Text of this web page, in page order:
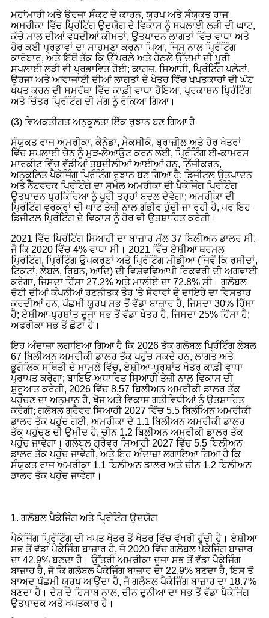
ਮਹਾਂਮਾਰੀ ਅਤੇ ਊਰਜਾ ਸੰਕਟ ਦੇ ਕਾਰਨ, ਯੂਰਪ ਅਤੇ ਸੰਯੁਕਤ ਰਾਜ
ਅਮਰੀਕਾ ਵਿੱਚ ਪ੍ਰਿੰਟਿੰਗ ਉਦਯੋਗ ਦੇ ਵਿਕਾਸ ਨੂੰ ਸਪਲਾਈ ਲੜੀ ਦੀ ਘਾਟ,
ਕੱਚੇ ਮਾਲ ਦੀਆਂ ਵਧਦੀਆਂ ਕੀਮਤਾਂ, ਉਤਪਾਦਨ ਲਾਗਤਾਂ ਵਿੱਚ ਵਾਧਾ ਅਤੇ
ਹੋਰ ਕਈ ਪ੍ਰਭਾਵਾਂ ਦਾ ਸਾਹਮਣਾ ਕਰਨਾ ਪਿਆ, ਜਿਸ ਨਾਲ ਪ੍ਰਿੰਟਿੰਗ
ਕਾਰੋਬਾਰ, ਅਤੇ ਇੱਥੋਂ ਤੱਕ ਕਿ ਉੱਪਰਲੇ ਅਤੇ ਹੇਠਲੇ ਉੱਦਮਾਂ ਦੀ ਪੂਰੀ
ਸਪਲਾਈ ਲੜੀ ਵੀ ਪ੍ਰਭਾਵਿਤ ਹੋਈ; ਕਾਗਜ਼, ਸਿਆਹੀ, ਪ੍ਰਿੰਟਿੰਗ ਪਲੇਟਾਂ,
ਊਰਜਾ ਅਤੇ ਆਵਾਜਾਈ ਦੀਆਂ ਲਾਗਤਾਂ ਦੇ ਖੇਤਰ ਵਿੱਚ ਖਪਤਕਾਰਾਂ ਦੀ ਘੱਟ
ਖਪਤ ਕਰਨ ਦੀ ਸਮਰੱਥਾ ਵਿੱਚ ਕਾਫ਼ੀ ਵਾਧਾ ਹੋਇਆ, ਪ੍ਰਕਾਸ਼ਨ ਪ੍ਰਿੰਟਿੰਗ
ਅਤੇ ਚਿੱਤਰ ਪ੍ਰਿੰਟਿੰਗ ਦੀ ਮੰਗ ਨੂੰ ਰੋਕਿਆ ਗਿਆ।
(3) ਵਿਅਕਤੀਗਤ ਅਨੁਕੂਲਤਾ ਇੱਕ ਰੁਝਾਨ ਬਣ ਗਿਆ ਹੈ
ਸੰਯੁਕਤ ਰਾਜ ਅਮਰੀਕਾ, ਕੈਨੇਡਾ, ਮੈਕਸੀਕੋ, ਬ੍ਰਾਜ਼ੀਲ ਅਤੇ ਹੋਰ ਖੇਤਰਾਂ
ਵਿੱਚ ਸਪਲਾਈ ਚੇਨ ਨੂੰ ਮੁੜ-ਲੇਆਉਟ ਕਰਨ ਲਈ, ਪ੍ਰਿੰਟਿੰਗ ਈ-ਕਾਮਰਸ
ਮਾਰਕੀਟ ਵਿੱਚ ਵੱਡੀਆਂ ਤਬਦੀਲੀਆਂ ਆਈਆਂ ਹਨ, ਨਿੱਜੀਕਰਨ,
ਅਨੁਕੂਲਿਤ ਪੈਕੇਜਿੰਗ ਪ੍ਰਿੰਟਿੰਗ ਰੁਝਾਨ ਬਣ ਗਿਆ ਹੈ; ਡਿਜੀਟਲ ਉਤਪਾਦਨ
ਅਤੇ ਨੈੱਟਵਰਕ ਪ੍ਰਿੰਟਿੰਗ ਦਾ ਸੁਮੇਲ ਅਮਰੀਕਾ ਦੀ ਪੈਕੇਜਿੰਗ ਪ੍ਰਿੰਟਿੰਗ
ਉਤਪਾਦਨ ਪ੍ਰਕਿਰਿਆ ਨੂੰ ਪੂਰੀ ਤਰ੍ਹਾਂ ਬਦਲ ਦੇਵੇਗਾ; ਅਮਰੀਕਾ ਦੀ
ਪ੍ਰਿੰਟਿੰਗ ਵਰਕਰਾਂ ਦੀ ਘਾਟ ਤੇਜ਼ੀ ਨਾਲ ਗੰਭੀਰ ਹੁੰਦੀ ਜਾ ਰਹੀ ਹੈ, ਪਰ ਇਹ
ਡਿਜੀਟਲ ਪ੍ਰਿੰਟਿੰਗ ਦੇ ਵਿਕਾਸ ਨੂੰ ਹੋਰ ਵੀ ਉਤਸ਼ਾਹਿਤ ਕਰੇਗੀ।
2021 ਵਿੱਚ ਪ੍ਰਿੰਟਿੰਗ ਸਿਆਹੀ ਦਾ ਬਾਜ਼ਾਰ ਮੁੱਲ 37 ਬਿਲੀਅਨ ਡਾਲਰ ਸੀ,
ਜੋ ਕਿ 2020 ਵਿੱਚ 4% ਵਾਧਾ ਸੀ। 2021 ਵਿੱਚ ਏਸ਼ੀਆ ਥਰਮਲ
ਪ੍ਰਿੰਟਿੰਗ, ਪ੍ਰਿੰਟਿੰਗ ਉਪਕਰਣਾਂ ਅਤੇ ਪ੍ਰਿੰਟਿੰਗ ਮੀਡੀਆ (ਜਿਵੇਂ ਕਿ ਰਸੀਦਾਂ,
ਟਿਕਟਾਂ, ਲੇਬਲ, ਰਿਬਨ, ਆਦਿ) ਦੀ ਵਿਸ਼ਵਵਿਆਪੀ ਰਿਕਵਰੀ ਦੀ ਅਗਵਾਈ
ਕਰੇਗਾ, ਜਿਸਦਾ ਹਿੱਸਾ 27.2% ਅਤੇ ਮਾਲੀਏ ਦਾ 72.8% ਸੀ। ਗਲੋਬਲ
ਚੋਟੀ ਦੀਆਂ ਕੰਪਨੀਆਂ ਰਣਨੀਤਕ ਤੌਰ 'ਤੇ ਸੇਵਾਵਾਂ ਦੇ ਦਾਇਰੇ ਦਾ ਵਿਸਤਾਰ
ਕਰਦੀਆਂ ਹਨ, ਪੱਛਮੀ ਯੂਰਪ ਸਭ ਤੋਂ ਵੱਡਾ ਬਾਜ਼ਾਰ ਹੈ, ਜਿਸਦਾ 30% ਹਿੱਸਾ
ਹੈ; ਏਸ਼ੀਆ-ਪ੍ਰਸ਼ਾਂਤ ਦੂਜਾ ਸਭ ਤੋਂ ਵੱਡਾ ਖੇਤਰ ਹੈ, ਜਿਸਦਾ 25% ਹਿੱਸਾ ਹੈ;
ਅਫਰੀਕਾ ਸਭ ਤੋਂ ਛੋਟਾ ਹੈ।
ਇਹ ਅੰਦਾਜ਼ਾ ਲਗਾਇਆ ਗਿਆ ਹੈ ਕਿ 2026 ਤੱਕ ਗਲੋਬਲ ਪ੍ਰਿੰਟਿੰਗ ਲੇਬਲ
67 ਬਿਲੀਅਨ ਅਮਰੀਕੀ ਡਾਲਰ ਤੱਕ ਪਹੁੰਚ ਸਕਦੇ ਹਨ, ਲਾਗਤ ਅਤੇ
ਭੂਗੋਲਿਕ ਸਥਿਤੀ ਦੇ ਮਾਮਲੇ ਵਿੱਚ, ਏਸ਼ੀਆ-ਪ੍ਰਸ਼ਾਂਤ ਖੇਤਰ ਕਾਫ਼ੀ ਵਾਧਾ
ਪ੍ਰਾਪਤ ਕਰੇਗਾ; ਬਾਇਓ-ਅਧਾਰਿਤ ਸਿਆਹੀ ਤੇਜ਼ੀ ਨਾਲ ਵਿਕਾਸ ਦੀ
ਸ਼ੁਰੂਆਤ ਕਰੇਗੀ, 2026 ਵਿੱਚ 8.57 ਬਿਲੀਅਨ ਅਮਰੀਕੀ ਡਾਲਰ ਤੱਕ
ਪਹੁੰਚਣ ਦਾ ਅਨੁਮਾਨ ਹੈ, ਖੋਜ ਅਤੇ ਵਿਕਾਸ ਗਤੀਵਿਧੀਆਂ ਨੂੰ ਉਤਸ਼ਾਹਿਤ
ਕਰੇਗੀ; ਗਲੋਬਲ ਗ੍ਰੈਵਰ ਸਿਆਹੀ 2027 ਵਿੱਚ 5.5 ਬਿਲੀਅਨ ਅਮਰੀਕੀ
ਡਾਲਰ ਤੱਕ ਪਹੁੰਚ ਗਈ, ਅਮਰੀਕਾ ਦੇ 1.1 ਬਿਲੀਅਨ ਅਮਰੀਕੀ ਡਾਲਰ
ਤੱਕ ਪਹੁੰਚਣ ਦੀ ਉਮੀਦ ਹੈ, ਚੀਨ 1.2 ਬਿਲੀਅਨ ਅਮਰੀਕੀ ਡਾਲਰ ਤੱਕ
ਪਹੁੰਚ ਜਾਵੇਗਾ। ਗਲੋਬਲ ਗ੍ਰੈਵਰ ਸਿਆਹੀ 2027 ਵਿੱਚ 5.5 ਬਿਲੀਅਨ
ਡਾਲਰ ਤੱਕ ਪਹੁੰਚ ਜਾਵੇਗੀ, ਅਤੇ ਇਹ ਅੰਦਾਜ਼ਾ ਲਗਾਇਆ ਗਿਆ ਹੈ ਕਿ
ਸੰਯੁਕਤ ਰਾਜ ਅਮਰੀਕਾ 1.1 ਬਿਲੀਅਨ ਡਾਲਰ ਅਤੇ ਚੀਨ 1.2 ਬਿਲੀਅਨ
ਡਾਲਰ ਤੱਕ ਪਹੁੰਚ ਜਾਵੇਗਾ।
1. ਗਲੋਬਲ ਪੈਕੇਜਿੰਗ ਅਤੇ ਪ੍ਰਿੰਟਿੰਗ ਉਦਯੋਗ
ਪੈਕੇਜਿੰਗ ਪ੍ਰਿੰਟਿੰਗ ਦੀ ਖਪਤ ਖੇਤਰ ਤੋਂ ਖੇਤਰ ਵਿੱਚ ਵੱਖਰੀ ਹੁੰਦੀ ਹੈ। ਏਸ਼ੀਆ
ਸਭ ਤੋਂ ਵੱਡਾ ਪੈਕੇਜਿੰਗ ਬਾਜ਼ਾਰ ਹੈ, ਜੋ 2020 ਵਿੱਚ ਗਲੋਬਲ ਪੈਕੇਜਿੰਗ ਬਾਜ਼ਾਰ
ਦਾ 42.9% ਬਣਦਾ ਹੈ। ਉੱਤਰੀ ਅਮਰੀਕਾ ਦੂਜਾ ਸਭ ਤੋਂ ਵੱਡਾ ਪੈਕੇਜਿੰਗ
ਬਾਜ਼ਾਰ ਹੈ, ਜੋ ਕਿ ਗਲੋਬਲ ਪੈਕੇਜਿੰਗ ਬਾਜ਼ਾਰ ਦਾ 22.9% ਬਣਦਾ ਹੈ, ਇਸ ਤੋਂ
ਬਾਅਦ ਪੱਛਮੀ ਯੂਰਪ ਆਉਂਦਾ ਹੈ, ਜੋ ਗਲੋਬਲ ਪੈਕੇਜਿੰਗ ਬਾਜ਼ਾਰ ਦਾ 18.7%
ਬਣਦਾ ਹੈ। ਦੇਸ਼ ਦੇ ਹਿਸਾਬ ਨਾਲ, ਚੀਨ ਦੁਨੀਆ ਦਾ ਸਭ ਤੋਂ ਵੱਡਾ ਪੈਕੇਜਿੰਗ
ਉਤਪਾਦਕ ਅਤੇ ਖਪਤਕਾਰ ਹੈ।